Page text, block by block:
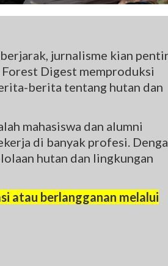
jurnalisme kian
Digest memproduksi
berita tentang hutan dan
mahasiswa dan alumni
di banyak profesi.
hutan dan lingkungan
atau berlangganan melalui